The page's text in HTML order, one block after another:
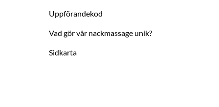
Uppförandekod
Vad gör vår nackmassage unik?
Sidkarta